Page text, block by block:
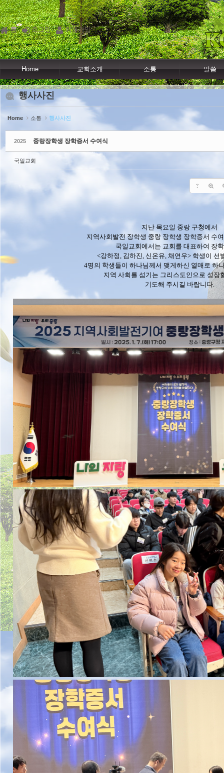
홈 로그인 회원가입
Home 교회소개 소통 말씀
행사사진
Home 소통 행사사진
2025 중랑장학생 장학증서 수여식
국일교회
?
지난 목요일 중랑 구청에서
지역사회발전 장학생 중랑 장학생 장학증서 수
국일교회에서는 교회를 대표하여 장
<강하정, 김하진, 신온유, 채연우> 학생이 선
4명의 학생들이 하나님께서 맺게하신 열매로 하
지역 사회를 섬기는 그리스도인으로 성장
기도해 주시길 바랍니다.